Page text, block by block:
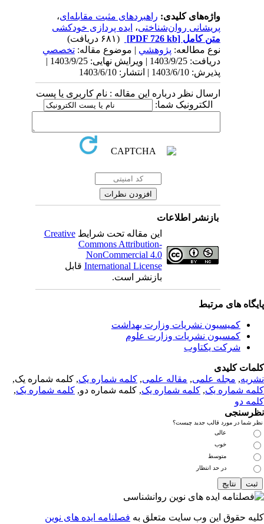
واژه‌های کلیدی:راهبردهای مثبت مقابله‌ای،
پریشانی روان‌شناختی،ایده پردازی خودکشی
متن کامل[PDF 726 kb]
نوع مطالعه:پژوهشي| موضوع مقاله:تخصصي
دریافت: 1403/9/25 | ویرایش نهایی: 1403/9/25 |
پذیرش: 1403/6/10 | انتشار: 1403/6/10
ارسال نظر درباره این مقاله : نام کاربری یا پست
الکترونیک شما:
بازنشر اطلاعات
این مقاله تحت شرایطCreative
Commons Attribution-
NonCommercial 4.0
International Licenseقابل
بازنشر است.
های مرتبط
کمیسیون نشریات وزارت بهداشت
کمسیون نشریات وزارت علوم
شرکت یکتاوب
کلیدی
,مجله علمی, مقاله علمی, کلمه شماره یک, کلمه شماره یک,
شماره یک,کلمه شماره یک, کلمه شماره دو,کلمه شماره یک,
دو
شما در مورد قالب جدید چیست؟
عالی
خوب
متوسط
در حد انتظار
حقوق این وب سایت متعلق بهفصلنامه ایده های نوین